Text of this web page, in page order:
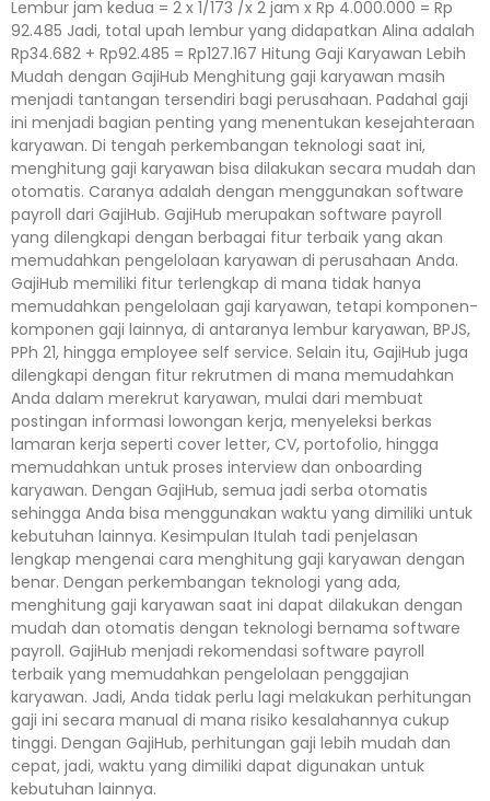
Lembur jam kedua = 2 x 1/173 /x 2 jam x Rp 4.000.000 = Rp
92.485 Jadi, total upah lembur yang didapatkan Alina adalah
Rp34.682 + Rp92.485 = Rp127.167 Hitung Gaji Karyawan Lebih
Mudah dengan GajiHub Menghitung gaji karyawan masih
menjadi tantangan tersendiri bagi perusahaan. Padahal gaji
ini menjadi bagian penting yang menentukan kesejahteraan
karyawan. Di tengah perkembangan teknologi saat ini,
menghitung gaji karyawan bisa dilakukan secara mudah dan
otomatis. Caranya adalah dengan menggunakan software
payroll dari GajiHub. GajiHub merupakan software payroll
yang dilengkapi dengan berbagai fitur terbaik yang akan
memudahkan pengelolaan karyawan di perusahaan Anda.
GajiHub memiliki fitur terlengkap di mana tidak hanya
memudahkan pengelolaan gaji karyawan, tetapi komponen-
komponen gaji lainnya, di antaranya lembur karyawan, BPJS,
PPh 21, hingga employee self service. Selain itu, GajiHub juga
dilengkapi dengan fitur rekrutmen di mana memudahkan
Anda dalam merekrut karyawan, mulai dari membuat
postingan informasi lowongan kerja, menyeleksi berkas
lamaran kerja seperti cover letter, CV, portofolio, hingga
memudahkan untuk proses interview dan onboarding
karyawan. Dengan GajiHub, semua jadi serba otomatis
sehingga Anda bisa menggunakan waktu yang dimiliki untuk
kebutuhan lainnya. Kesimpulan Itulah tadi penjelasan
lengkap mengenai cara menghitung gaji karyawan dengan
benar. Dengan perkembangan teknologi yang ada,
menghitung gaji karyawan saat ini dapat dilakukan dengan
mudah dan otomatis dengan teknologi bernama software
payroll. GajiHub menjadi rekomendasi software payroll
terbaik yang memudahkan pengelolaan penggajian
karyawan. Jadi, Anda tidak perlu lagi melakukan perhitungan
gaji ini secara manual di mana risiko kesalahannya cukup
tinggi. Dengan GajiHub, perhitungan gaji lebih mudah dan
cepat, jadi, waktu yang dimiliki dapat digunakan untuk
kebutuhan lainnya.